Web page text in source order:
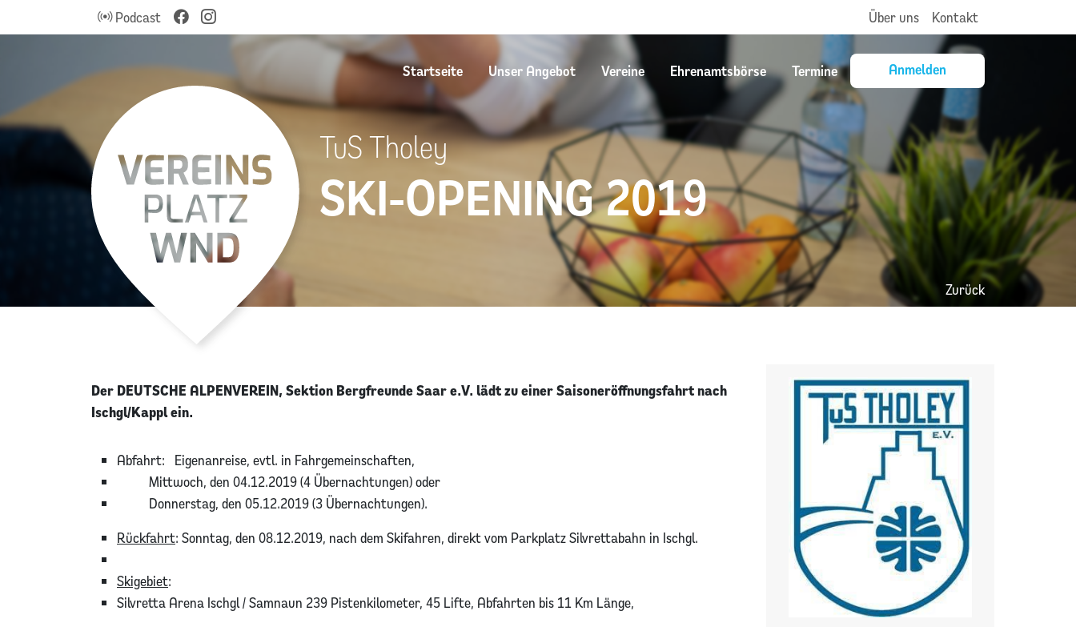
Podcast Über uns Kontakt
Startseite Unser Angebot Vereine Ehrenamtsbörse Termine Anmelden
SKI-OPENING 2019
TuS Tholey
Zurück
Der DEUTSCHE ALPENVEREIN, Sektion Bergfreunde Saar e.V. lädt zu einer Saisoneröffnungsfahrt nach
Ischgl/Kappl ein.
Abfahrt: Eigenanreise, evtl. in Fahrgemeinschaften,
Mittwoch, den 04.12.2019 (4 Übernachtungen) oder
Donnerstag, den 05.12.2019 (3 Übernachtungen).
Rückfahrt: Sonntag, den 08.12.2019, nach dem Skifahren, direkt vom Parkplatz Silvrettabahn in Ischgl.
Skigebiet:
Silvretta Arena Ischgl / Samnaun 239 Pistenkilometer, 45 Lifte, Abfahrten bis 11 Km Länge,